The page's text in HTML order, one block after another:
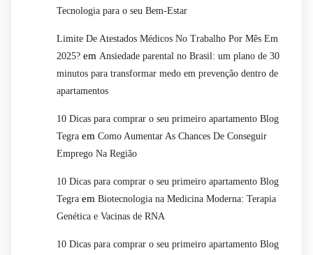
Tecnologia para o seu Bem-Estar
Limite De Atestados Médicos No Trabalho Por Mês Em
2025? em Ansiedade parental no Brasil: um plano de 30
minutos para transformar medo em prevenção dentro de
apartamentos
10 Dicas para comprar o seu primeiro apartamento Blog
Tegra em Como Aumentar As Chances De Conseguir
Emprego Na Região
10 Dicas para comprar o seu primeiro apartamento Blog
Tegra em Biotecnologia na Medicina Moderna: Terapia
Genética e Vacinas de RNA
10 Dicas para comprar o seu primeiro apartamento Blog